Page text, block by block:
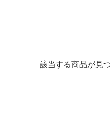
該当する商品が見